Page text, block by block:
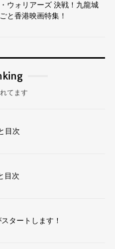
ウォリアーズ 決戦！九龍城
と香港映画特集！
てます
目次
目次
タートします！